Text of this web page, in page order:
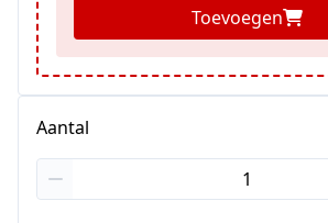
Toevoegen
Aantal